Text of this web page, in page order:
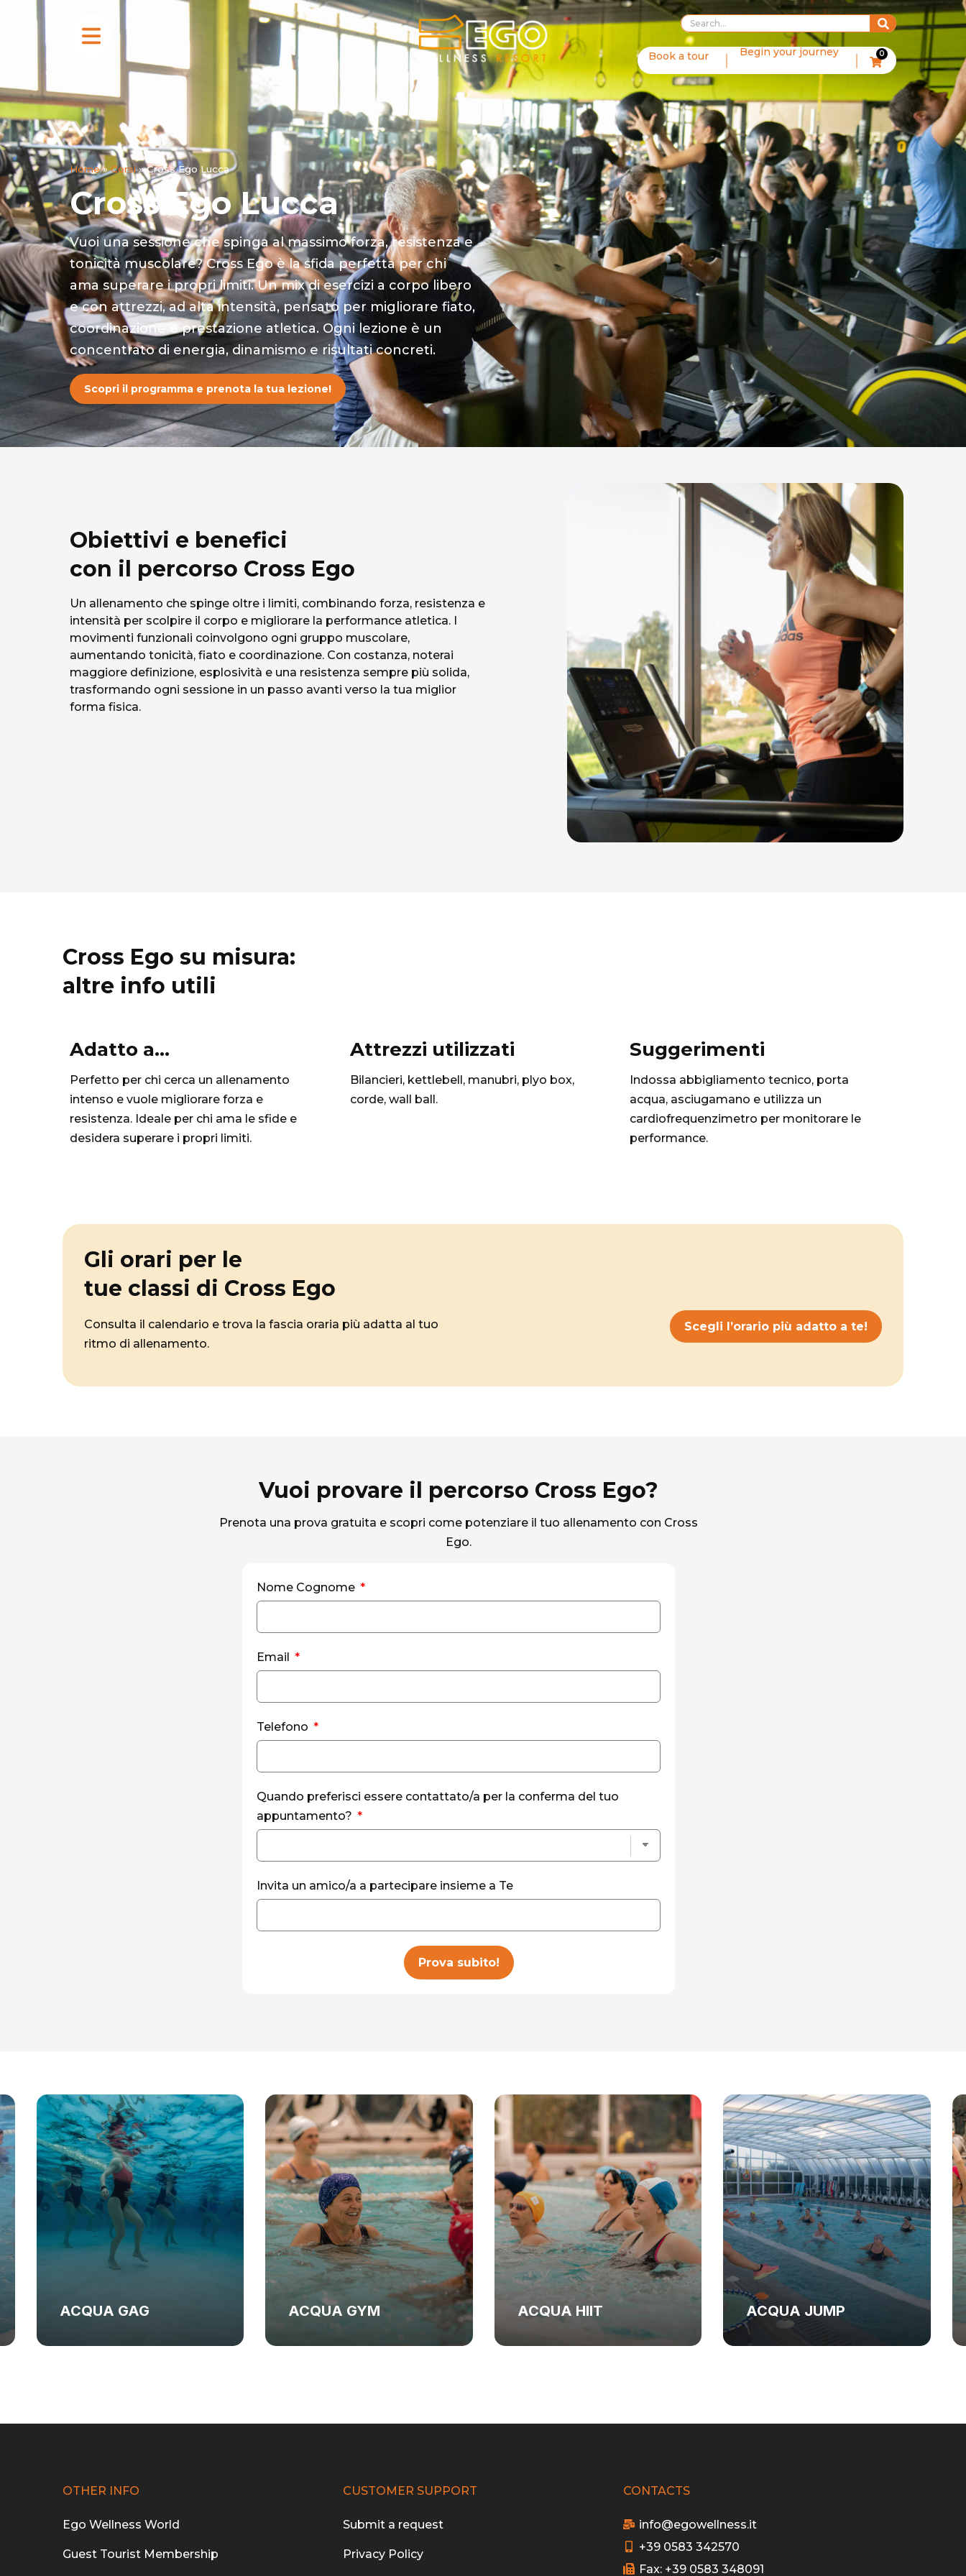
Book a tour Begin your journey 0
Home»Corsi»Cross Ego Lucca
Cross Ego Lucca
Vuoi una sessione che spinga al massimo forza, resistenza e
tonicità muscolare? Cross Ego è la sfida perfetta per chi
ama superare i propri limiti. Un mix di esercizi a corpo libero
e con attrezzi, ad alta intensità, pensato per migliorare fiato,
coordinazione e prestazione atletica. Ogni lezione è un
concentrato di energia, dinamismo e risultati concreti.
Scopri il programma e prenota la tua lezione!
Obiettivi e benefici
con il percorso Cross Ego
Un allenamento che spinge oltre i limiti, combinando forza, resistenza e
intensità per scolpire il corpo e migliorare la performance atletica. I
movimenti funzionali coinvolgono ogni gruppo muscolare,
aumentando tonicità, fiato e coordinazione. Con costanza, noterai
maggiore definizione, esplosività e una resistenza sempre più solida,
trasformando ogni sessione in un passo avanti verso la tua miglior
forma fisica.
Cross Ego su misura:
altre info utili
Adatto a...
Perfetto per chi cerca un allenamento
intenso e vuole migliorare forza e
resistenza. Ideale per chi ama le sfide e
desidera superare i propri limiti.
Attrezzi utilizzati
Bilancieri, kettlebell, manubri, plyo box,
corde, wall ball.
Suggerimenti
Indossa abbigliamento tecnico, porta
acqua, asciugamano e utilizza un
cardiofrequenzimetro per monitorare le
performance.
Gli orari per le
tue classi di Cross Ego
Consulta il calendario e trova la fascia oraria più adatta al tuo
ritmo di allenamento.
Scegli l’orario più adatto a te!
Vuoi provare il percorso Cross Ego?
Prenota una prova gratuita e scopri come potenziare il tuo allenamento con Cross
Ego.
Nome Cognome
Email
Telefono
Quando preferisci essere contattato/a per la conferma del tuo
appuntamento?
Invita un amico/a a partecipare insieme a Te
Prova subito!
ACQUA GAG ACQUA GYM ACQUA HIIT ACQUA JUMP
OTHER INFO
Ego Wellness World
Guest Tourist Membership
CUSTOMER SUPPORT
Submit a request
Privacy Policy
CONTACTS
info@egowellness.it
+39 0583 342570
Fax: +39 0583 348091